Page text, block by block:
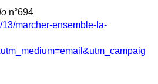
n°694
13/marcher-ensemble-la-